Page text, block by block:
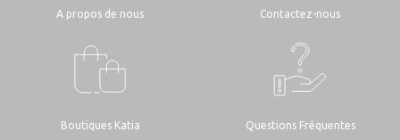
A propos de nous Contactez-nous
Boutiques Katia Questions Fréquentes